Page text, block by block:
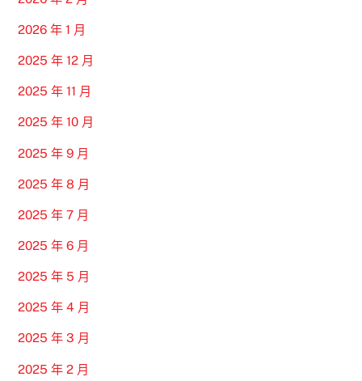
2026 年 1 月
2025 年 12 月
2025 年 11 月
2025 年 10 月
2025 年 9 月
2025 年 8 月
2025 年 7 月
2025 年 6 月
2025 年 5 月
2025 年 4 月
2025 年 3 月
2025 年 2 月